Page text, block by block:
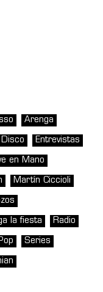
Arenga
Disco Entrevistas
en Mano
Martín Ciccioli
la fiesta Radio
Series